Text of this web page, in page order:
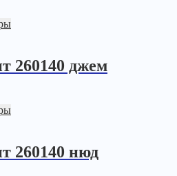
260140 джем
260140 нюд